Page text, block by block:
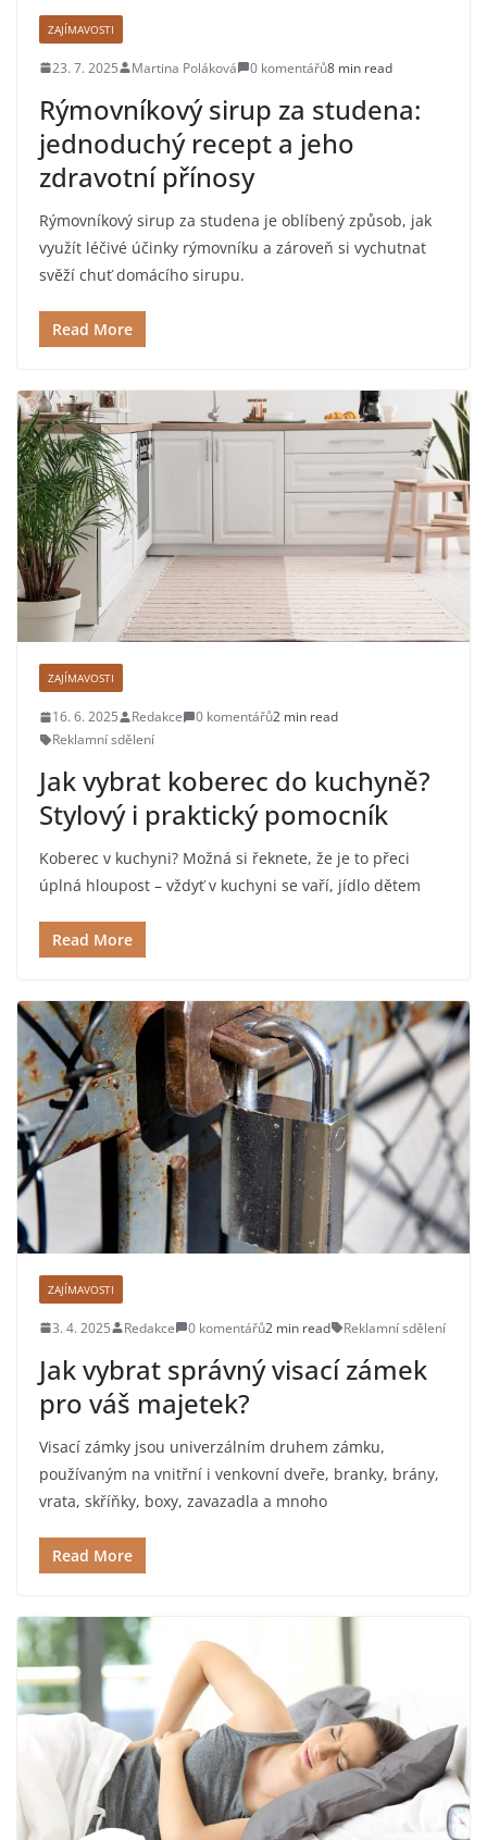
ZAJÍMAVOSTI
23. 7. 2025 Martina Poláková 0 komentářů8 min read
Rýmovníkový sirup za studena:
jednoduchý recept a jeho
zdravotní přínosy
Rýmovníkový sirup za studena je oblíbený způsob, jak
využít léčivé účinky rýmovníku a zároveň si vychutnat
svěží chuť domácího sirupu.
Read More
ZAJÍMAVOSTI
16. 6. 2025 Redakce 0 komentářů2 min read
Reklamní sdělení
Jak vybrat koberec do kuchyně?
Stylový i praktický pomocník
Koberec v kuchyni? Možná si řeknete, že je to přeci
úplná hloupost – vždyť v kuchyni se vaří, jídlo dětem
Read More
ZAJÍMAVOSTI
3. 4. 2025 Redakce 0 komentářů2 min read Reklamní sdělení
Jak vybrat správný visací zámek
pro váš majetek?
Visací zámky jsou univerzálním druhem zámku,
používaným na vnitřní i venkovní dveře, branky, brány,
vrata, skříňky, boxy, zavazadla a mnoho
Read More